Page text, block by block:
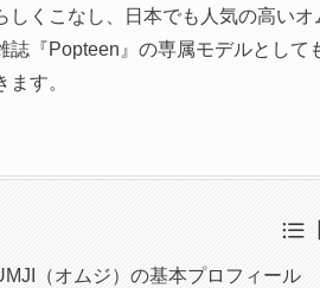
しくこなし、日本でも人気の高いオ
誌『Popteen』の専属モデルとし
す。
（オムジ）の基本プロフィール